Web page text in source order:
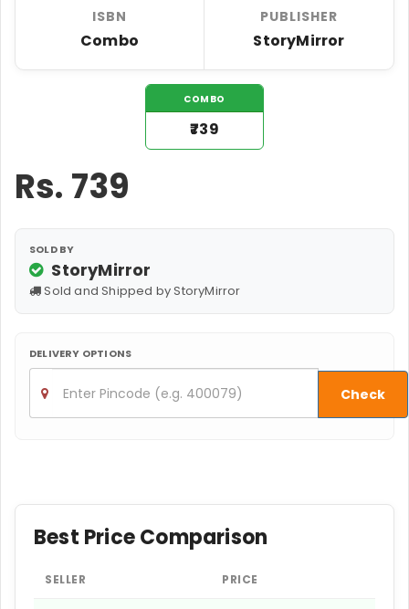
ISBN
Combo
PUBLISHER
StoryMirror
COMBO
₹739
Rs. 739
SOLD BY
StoryMirror
Sold and Shipped by StoryMirror
DELIVERY OPTIONS
Check
Best Price Comparison
SELLER PRICE